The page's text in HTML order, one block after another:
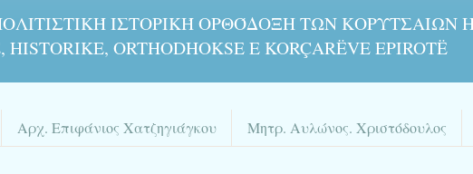
ΙΣΤΟΡΙΚΉ ΟΡΘΌΔΟΞΗ ΤΩΝ ΚΟΡΥΤΣΑΙΩΝ
ORTHODHOKSE E KORÇARËVE EPIROTË
Αρχ. Επιφάνιος Χατζηγιάγκου Μητρ. Αυλώνος. Χριστόδουλος